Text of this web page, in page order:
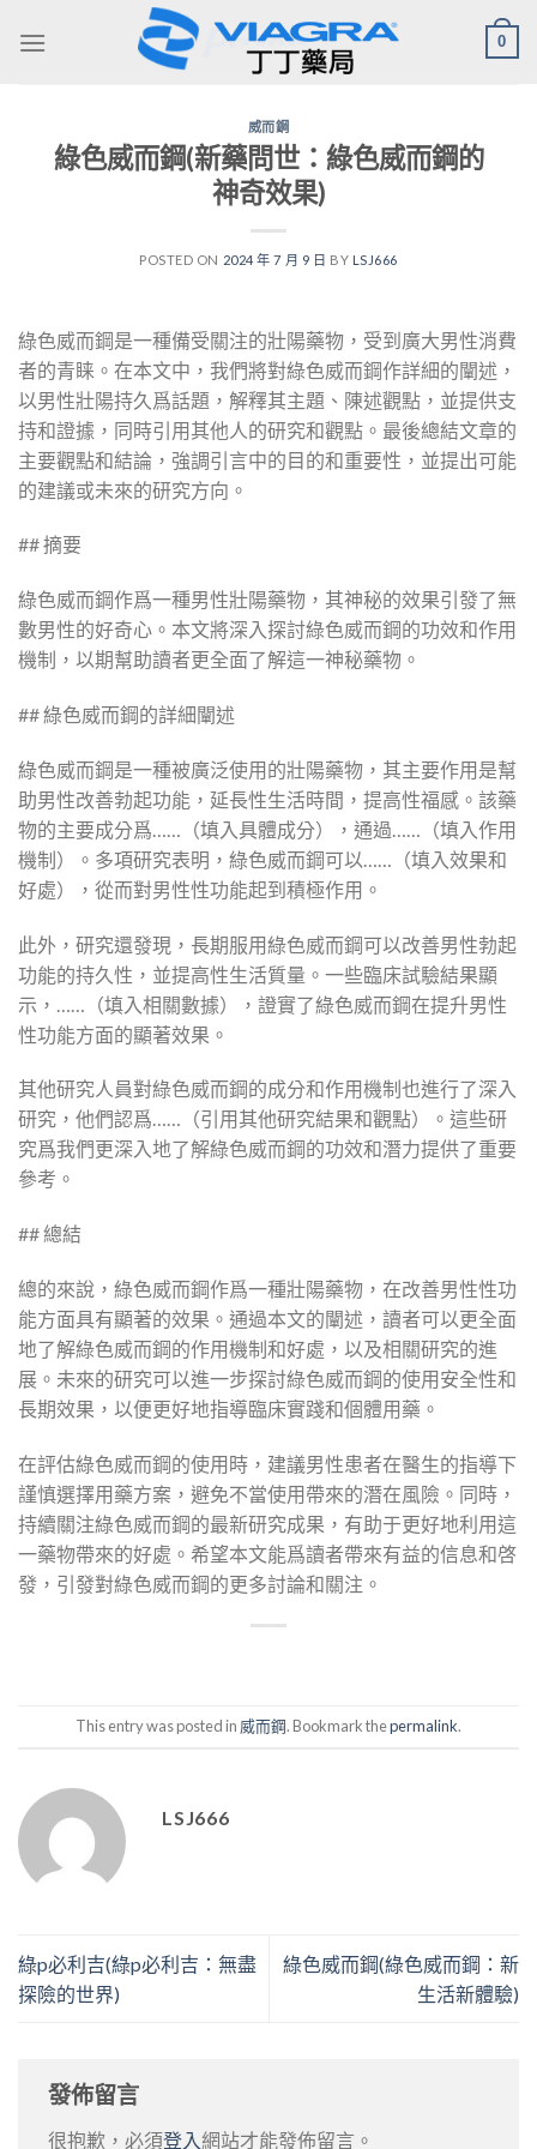
0
威而鋼
綠色威而鋼(新藥問世：綠色威而鋼的
神奇效果)
POSTED ON 2024 年 7 月 9 日 BY LSJ666
綠色威而鋼是一種備受關注的壯陽藥物，受到廣大男性消費
者的青睐。在本文中，我們將對綠色威而鋼作詳細的闡述，
以男性壯陽持久爲話題，解釋其主題、陳述觀點，並提供支
持和證據，同時引用其他人的研究和觀點。最後總結文章的
主要觀點和結論，強調引言中的目的和重要性，並提出可能
的建議或未來的研究方向。
## 摘要
綠色威而鋼作爲一種男性壯陽藥物，其神秘的效果引發了無
數男性的好奇心。本文將深入探討綠色威而鋼的功效和作用
機制，以期幫助讀者更全面了解這一神秘藥物。
## 綠色威而鋼的詳細闡述
綠色威而鋼是一種被廣泛使用的壯陽藥物，其主要作用是幫
助男性改善勃起功能，延長性生活時間，提高性福感。該藥
物的主要成分爲……（填入具體成分），通過……（填入作用
機制）。多項研究表明，綠色威而鋼可以……（填入效果和
好處），從而對男性性功能起到積極作用。
此外，研究還發現，長期服用綠色威而鋼可以改善男性勃起
功能的持久性，並提高性生活質量。一些臨床試驗結果顯
示，……（填入相關數據），證實了綠色威而鋼在提升男性
性功能方面的顯著效果。
其他研究人員對綠色威而鋼的成分和作用機制也進行了深入
研究，他們認爲……（引用其他研究結果和觀點）。這些研
究爲我們更深入地了解綠色威而鋼的功效和潛力提供了重要
參考。
## 總結
總的來說，綠色威而鋼作爲一種壯陽藥物，在改善男性性功
能方面具有顯著的效果。通過本文的闡述，讀者可以更全面
地了解綠色威而鋼的作用機制和好處，以及相關研究的進
展。未來的研究可以進一步探討綠色威而鋼的使用安全性和
長期效果，以便更好地指導臨床實踐和個體用藥。
在評估綠色威而鋼的使用時，建議男性患者在醫生的指導下
謹慎選擇用藥方案，避免不當使用帶來的潛在風險。同時，
持續關注綠色威而鋼的最新研究成果，有助于更好地利用這
一藥物帶來的好處。希望本文能爲讀者帶來有益的信息和啓
發，引發對綠色威而鋼的更多討論和關注。
This entry was posted in 威而鋼. Bookmark thepermalink.
LSJ666
綠p必利吉(綠p必利吉：無盡
探險的世界)
綠色威而鋼(綠色威而鋼：新
生活新體驗)
發佈留言
很抱歉，必須登入 網站才能發佈留言。